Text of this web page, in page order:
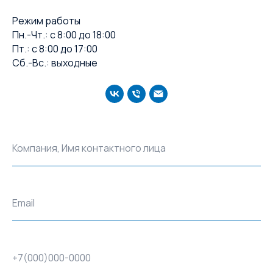
Режим работы
Пн.-Чт.: с 8:00 до 18:00
Пт.: с 8:00 до 17:00
Сб.-Вс.: выходные
Компания, Имя контактного лица
Email
+7(000)000-0000